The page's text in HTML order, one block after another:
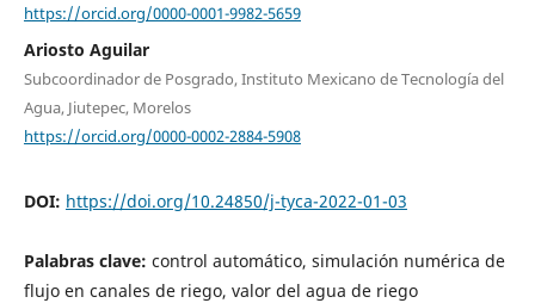
https://orcid.org/0000-0001-9982-5659
Ariosto Aguilar
Subcoordinador de Posgrado, Instituto Mexicano de Tecnología del
Agua, Jiutepec, Morelos
https://orcid.org/0000-0002-2884-5908
DOI: https://doi.org/10.24850/j-tyca-2022-01-03
Palabras clave: control automático, simulación numérica de
flujo en canales de riego, valor del agua de riego